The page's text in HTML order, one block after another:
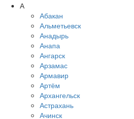
А
Абакан
Альметьевск
Анадырь
Анапа
Ангарск
Арзамас
Армавир
Артём
Архангельск
Астрахань
Ачинск